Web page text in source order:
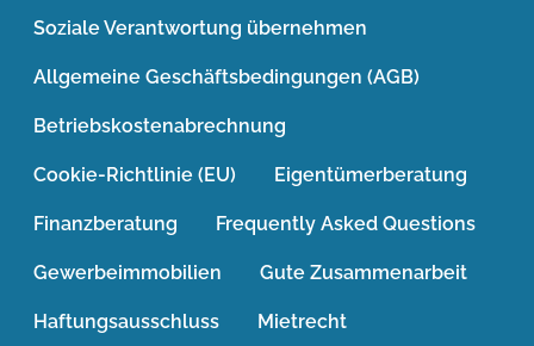
Soziale Verantwortung übernehmen
Allgemeine Geschäftsbedingungen (AGB)
Betriebskostenabrechnung
Cookie-Richtlinie (EU) Eigentümerberatung
Finanzberatung Frequently Asked Questions
Gewerbeimmobilien Gute Zusammenarbeit
Haftungsausschluss Mietrecht